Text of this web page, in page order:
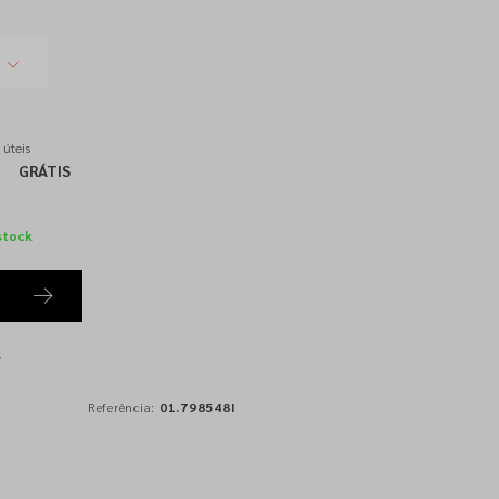
GRÁTIS
Referência: 01.798548I